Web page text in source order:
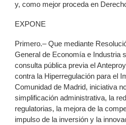
y, como mejor proceda en
EXPONE
Primero.– Que mediante
General de Economía e Industria
consulta pública previa el
contra la Hiperregulación para el
Comunidad de Madrid, iniciativa
simplificación administrativa, la
regulatorias, la mejora de la
impulso de la inversión y la